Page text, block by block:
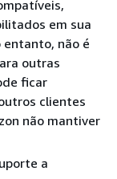
em sua
entanto, não é
outras
ficar
clientes
não mantiver
a